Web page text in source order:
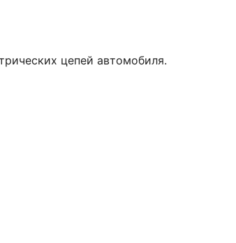
цепей автомобиля.